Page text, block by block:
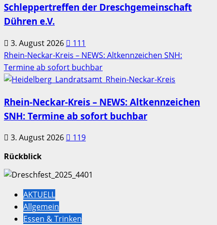
Schleppertreffen der Dreschgemeinschaft
Dühren e.V.
3. August 2026
111
Rhein-Neckar-Kreis – NEWS: Altkennzeichen SNH:
Termine ab sofort buchbar
Rhein-Neckar-Kreis – NEWS: Altkennzeichen
SNH: Termine ab sofort buchbar
3. August 2026
119
Rückblick
AKTUELL
Allgemein
Essen & Trinken